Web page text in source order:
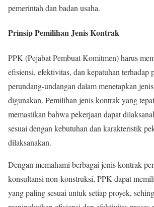
pemerintah dan badan usaha.
Prinsip Pemilihan Jenis Kontrak
PPK (Pejabat Pembuat Komitmen) harus
efisiensi, efektivitas, dan kepatuhan terhadap
perundang-undangan dalam menetapkan
digunakan. Pemilihan jenis kontrak yang
memastikan bahwa pekerjaan dapat
sesuai dengan kebutuhan dan karakteristik
dilaksanakan.
Dengan memahami berbagai jenis kontrak
konsultansi non-konstruksi, PPK dapat
yang paling sesuai untuk setiap proyek,